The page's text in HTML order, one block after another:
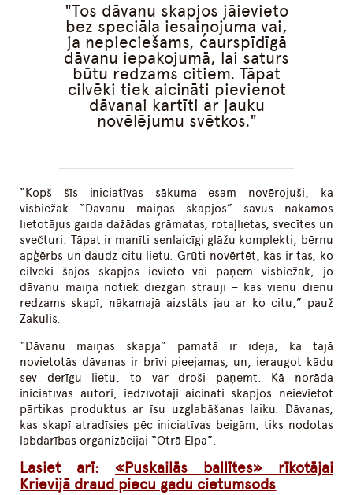
Tos dāvanu skapjos jāievieto
bez speciāla iesaiņojuma vai,
ja nepieciešams, caurspīdīgā
dāvanu iepakojumā, lai saturs
būtu redzams citiem. Tāpat
cilvēki tiek aicināti pievienot
dāvanai kartīti ar jauku
novēlējumu svētkos.
“Kopš šīs iniciatīvas sākuma esam novērojuši, ka
visbiežāk “Dāvanu maiņas skapjos” savus nākamos
lietotājus gaida dažādas grāmatas, rotaļlietas, svecītes un
svečturi. Tāpat ir manīti senlaicīgi glāžu komplekti, bērnu
apģērbs un daudz citu lietu. Grūti novērtēt, kas ir tas, ko
cilvēki šajos skapjos ievieto vai paņem visbiežāk, jo
dāvanu maiņa notiek diezgan strauji – kas vienu dienu
redzams skapī, nākamajā aizstāts jau ar ko citu,” pauž
Zakulis.
“Dāvanu maiņas skapja” pamatā ir ideja, ka tajā
novietotās dāvanas ir brīvi pieejamas, un, ieraugot kādu
sev derīgu lietu, to var droši paņemt. Kā norāda
iniciatīvas autori, iedzīvotāji aicināti skapjos neievietot
pārtikas produktus ar īsu uzglabāšanas laiku. Dāvanas,
kas skapī atradīsies pēc iniciatīvas beigām, tiks nodotas
labdarības organizācijai “Otrā Elpa”.
Lasiet arī: «Puskailās ballītes» rīkotājai
Krievijā draud piecu gadu cietumsods